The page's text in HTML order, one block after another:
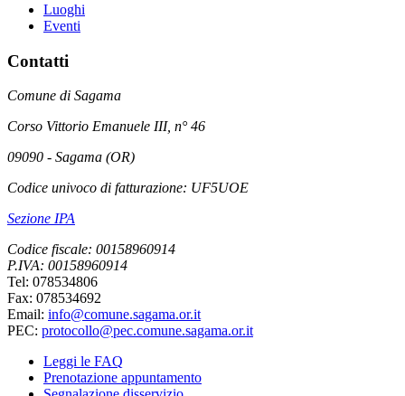
Luoghi
Eventi
Contatti
Comune di Sagama
Corso Vittorio Emanuele III, n° 46
09090 - Sagama (OR)
Codice univoco di fatturazione: UF5UOE
Sezione IPA
Codice fiscale: 00158960914
P.IVA: 00158960914
Tel: 078534806
Fax: 078534692
Email: info@comune.sagama.or.it
PEC: protocollo@pec.comune.sagama.or.it
Leggi le FAQ
Prenotazione appuntamento